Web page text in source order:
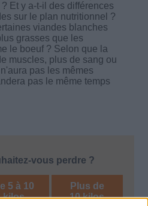
Et y a-t-il des différences
sur le plan nutritionnel ?
viandes blanches
grasses que les
le boeuf ? Selon que la
muscles, plus de sang ou
pas les mêmes
pas le même temps
vous perdre ?
5 à 10
kilos
Plus de
10 kilos